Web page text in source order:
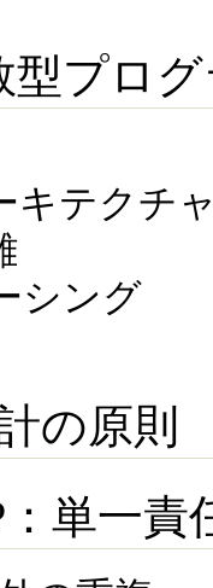
プログ
キテクチ
シング
の原則
単一責